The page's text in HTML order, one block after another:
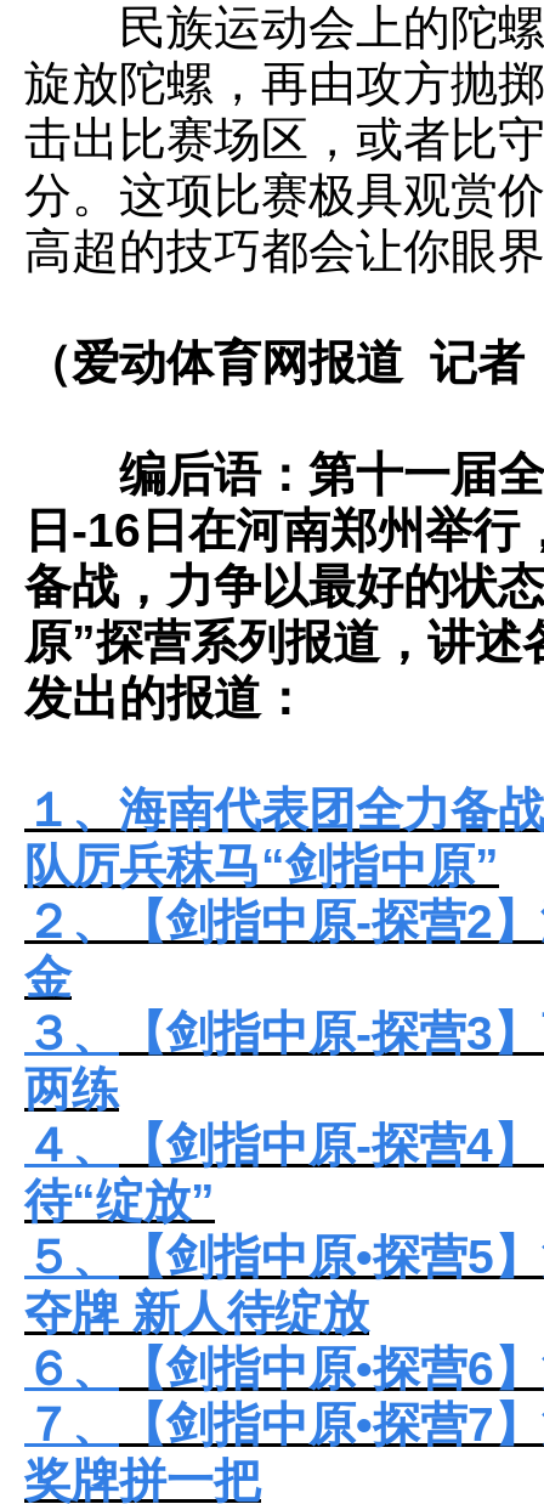
民族运动会上的陀螺
旋放陀螺，再由攻方抛
击出比赛场区，或者比
分。这项比赛极具观赏
高超的技巧都会让你眼
（爱动体育网报道 记
编后语：第十一届全
日-16日在河南郑州举
备战，力争以最好的状
原”探营系列报道，讲
发出的报道：
１、 海南代表团全力备
队厉兵秣马“剑指中原”
２、
【剑指中原-探营2
金
３、
【剑指中原-探营3
两练
４、
【剑指中原-探营4
待“绽放”
５、
【剑指中原•探营5
夺牌 新人待绽放
６、
【剑指中原•探营6
７ 、
【剑指中原•探营7
奖牌拼一把